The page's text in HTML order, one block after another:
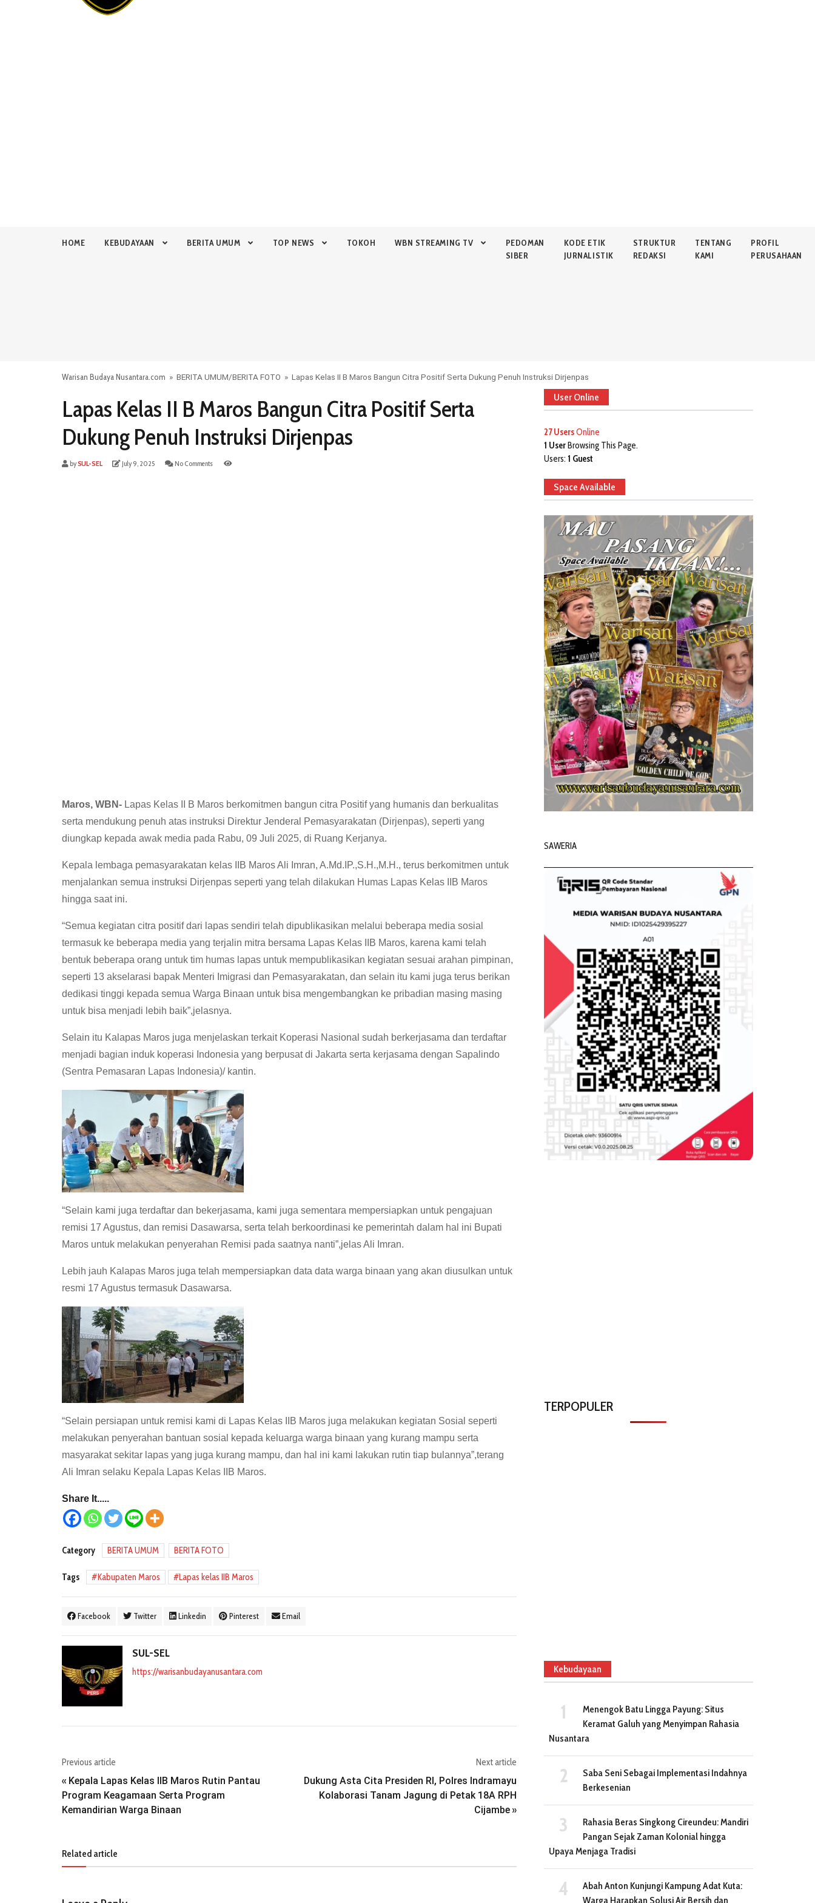
HOME KEBUDAYAAN BERITA UMUM TOP NEWS TOKOH WBN STREAMING TV
PEDOMAN
SIBER
KODE ETIK
JURNALISTIK
STRUKTUR
REDAKSI
TENTANG
KAMI
PROFIL
PERUSAHAAN
Warisan Budaya Nusantara.com » BERITA UMUM/BERITA FOTO » Lapas Kelas II B Maros Bangun Citra Positif Serta Dukung Penuh Instruksi Dirjenpas
Lapas Kelas II B Maros Bangun Citra Positif Serta
Dukung Penuh Instruksi Dirjenpas
bySUL-SEL July 9, 2025 No Comments
Maros, WBN- Lapas Kelas II B Maros berkomitmen bangun citra Positif yang humanis dan berkualitas
serta mendukung penuh atas instruksi Direktur Jenderal Pemasyarakatan (Dirjenpas), seperti yang
diungkap kepada awak media pada Rabu, 09 Juli 2025, di Ruang Kerjanya.
Kepala lembaga pemasyarakatan kelas IIB Maros Ali Imran, A.Md.IP.,S.H.,M.H., terus berkomitmen untuk
menjalankan semua instruksi Dirjenpas seperti yang telah dilakukan Humas Lapas Kelas IIB Maros
hingga saat ini.
“Semua kegiatan citra positif dari lapas sendiri telah dipublikasikan melalui beberapa media sosial
termasuk ke beberapa media yang terjalin mitra bersama Lapas Kelas IIB Maros, karena kami telah
bentuk beberapa orang untuk tim humas lapas untuk mempublikasikan kegiatan sesuai arahan pimpinan,
seperti 13 akselarasi bapak Menteri Imigrasi dan Pemasyarakatan, dan selain itu kami juga terus berikan
dedikasi tinggi kepada semua Warga Binaan untuk bisa mengembangkan ke pribadian masing masing
untuk bisa menjadi lebih baik”,jelasnya.
Selain itu Kalapas Maros juga menjelaskan terkait Koperasi Nasional sudah berkerjasama dan terdaftar
menjadi bagian induk koperasi Indonesia yang berpusat di Jakarta serta kerjasama dengan Sapalindo
(Sentra Pemasaran Lapas Indonesia)/ kantin.
“Selain kami juga terdaftar dan bekerjasama, kami juga sementara mempersiapkan untuk pengajuan
remisi 17 Agustus, dan remisi Dasawarsa, serta telah berkoordinasi ke pemerintah dalam hal ini Bupati
Maros untuk melakukan penyerahan Remisi pada saatnya nanti”,jelas Ali Imran.
Lebih jauh Kalapas Maros juga telah mempersiapkan data data warga binaan yang akan diusulkan untuk
resmi 17 Agustus termasuk Dasawarsa.
“Selain persiapan untuk remisi kami di Lapas Kelas IIB Maros juga melakukan kegiatan Sosial seperti
melakukan penyerahan bantuan sosial kepada keluarga warga binaan yang kurang mampu serta
masyarakat sekitar lapas yang juga kurang mampu, dan hal ini kami lakukan rutin tiap bulannya”,terang
Ali Imran selaku Kepala Lapas Kelas IIB Maros.
Share It.....
Category BERITA UMUM BERITA FOTO
Tags Kabupaten Maros Lapas kelas IIB Maros
Facebook Twitter Linkedin Pinterest Email
SUL-SEL
https://warisanbudayanusantara.com
Previous article
« Kepala Lapas Kelas IIB Maros Rutin Pantau
Program Keagamaan Serta Program
Kemandirian Warga Binaan
Next article
Dukung Asta Cita Presiden RI, Polres Indramayu
Kolaborasi Tanam Jagung di Petak 18A RPH
Cijambe »
Related article
User Online
27 UsersOnline
1 UserBrowsing This Page.
Users: 1 Guest
Space Available
SAWERIA
TERPOPULER
Kebudayaan
Menengok Batu Lingga Payung: Situs
Keramat Galuh yang Menyimpan Rahasia
Nusantara
Saba Seni Sebagai Implementasi Indahnya
Berkesenian
Rahasia Beras Singkong Cireundeu: Mandiri
Pangan Sejak Zaman Kolonial hingga
Upaya Menjaga Tradisi
Abah Anton Kunjungi Kampung Adat Kuta:
Warga Harapkan Solusi Air Bersih dan